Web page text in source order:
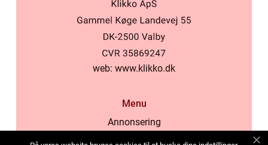
web: www.klikko.dk
Menu
Annonsering